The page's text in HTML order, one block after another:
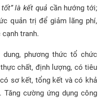
là kết quả cần hướng tới;
quản trị để giảm lãng phí,
tranh.
phương thức tổ chức
chất, định lượng, có tiêu
sơ kết, tổng kết và có khả
cường ứng dụng công